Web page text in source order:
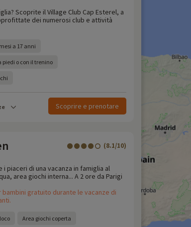
Scoprite il Village Club Cap Esterel, a
dei numerosi club e attività
a 17 anni
piedi o con il trenino
Scoprire e prenotare
(8.1/10)
piaceri di una vacanza in famiglia al
area giochi interna... A 2 ore da Parigi
bambini gratuito durante le vacanze di
Area giochi coperta